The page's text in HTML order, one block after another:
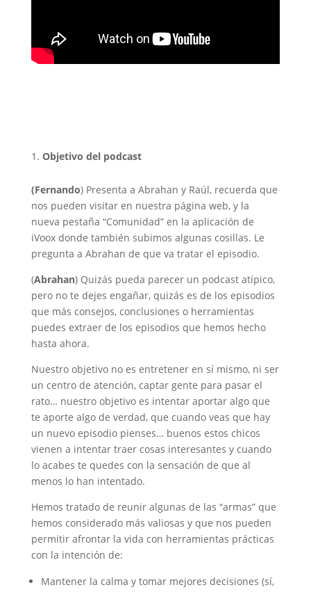
Objetivo del podcast
(Fernando) Presenta a Abrahan y Raúl, recuerda que
nos pueden visitar en nuestra página web, y la
nueva pestaña “Comunidad” en la aplicación de
iVoox donde también subimos algunas cosillas. Le
pregunta a Abrahan de que va tratar el episodio.
(Abrahan) Quizás pueda parecer un podcast atípico,
pero no te dejes engañar, quizás es de los episodios
que más consejos, conclusiones o herramientas
puedes extraer de los episodios que hemos hecho
hasta ahora.
Nuestro objetivo no es entretener en sí mismo, ni ser
un centro de atención, captar gente para pasar el
rato… nuestro objetivo es intentar aportar algo que
te aporte algo de verdad, que cuando veas que hay
un nuevo episodio pienses… buenos estos chicos
vienen a intentar traer cosas interesantes y cuando
lo acabes te quedes con la sensación de que al
menos lo han intentado.
Hemos tratado de reunir algunas de las “armas” que
hemos considerado más valiosas y que nos pueden
permitir afrontar la vida con herramientas prácticas
con la intención de:
Mantener la calma y tomar mejores decisiones (sí,